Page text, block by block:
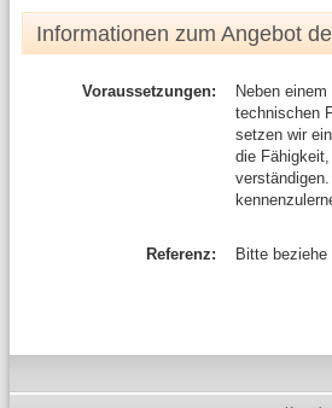
Informationen zum Angebot
Voraussetzungen:
Neben
technischen
setzen wir
die
Referenz: Bitte